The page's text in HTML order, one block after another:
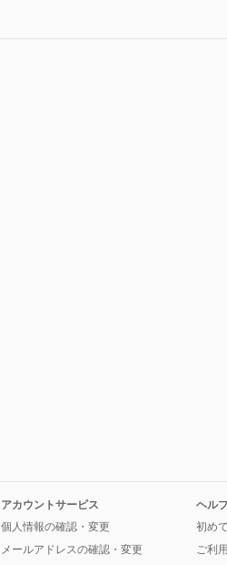
アカウントサービス
個人情報の確認・変更
メールアドレスの確認・変更
ヘル
初め
ご利